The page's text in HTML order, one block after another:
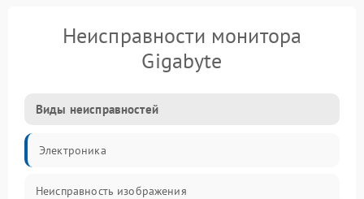
Неисправности монитора
Gigabyte
Виды неисправностей
Электроника
Неисправность изображения